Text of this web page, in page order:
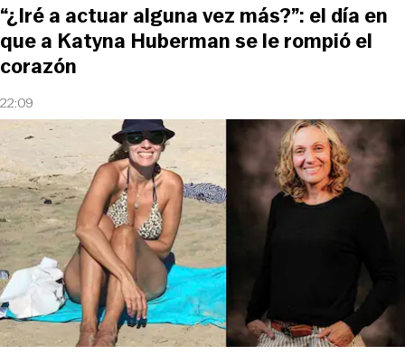
22:09
“¿Iré a actuar alguna vez más?”: el día en
que a Katyna Huberman se le rompió el
corazón